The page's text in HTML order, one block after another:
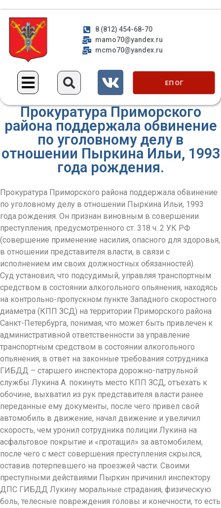
8 (812) 454-68-70
mamo70@yandex.ru
mcmo70@yandex.ru
ЕП ОГ
Прокуратура Приморского
района поддержала обвинение
по уголовному делу в
отношении Пыркина Ильи, 1993
года рождения.
Прокуратура Приморского района поддержала обвинение
по уголовному делу в отношении Пыркина Ильи, 1993
года рождения. Он признан виновным в совершении
преступления, предусмотренного ст. 318 ч. 2 УК РФ
(совершение применение насилия, опасного для здоровья,
в отношении представителя власти, в связи с
исполнением им своих должностных обязанностей).
Суд установил, что подсудимый, управляя транспортным
средством в состоянии алкогольного опьянения, находясь
на контрольно-пропускном пункте Западного скоростного
диаметра (КПП ЗСД) на территории Приморского района
Санкт-Петербурга, понимая, что может быть привлечен к
административной ответственности за управление
транспортным средством в состоянии алкогольного
опьянения, в ответ на законные требования сотрудника
ГИБДД – старшего инспектора дорожно-патрульной
службы Лукина А. покинуть место КПП ЗСД, отъехать к
обочине, выхватил из рук представителя власти ранее
переданные ему документы, после чего привел свой
автомобиль в движение, начал движение и увеличил
скорость, чем уронил сотрудника полиции Лукина на
асфальтовое покрытие и «протащил» за автомобилем,
после чего с мест совершения преступления скрылся,
оставив потерпевшего на проезжей части. Своими
преступными действиями Пыркин причинил инспектору
ДПС ГИБДД Лукину моральные страдания, физическую
боль, телесные повреждения головы и конечности, то есть